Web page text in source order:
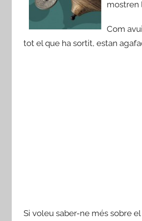
mostren
Com
tot el que ha sortit, estan
Si voleu saber-ne més sobre